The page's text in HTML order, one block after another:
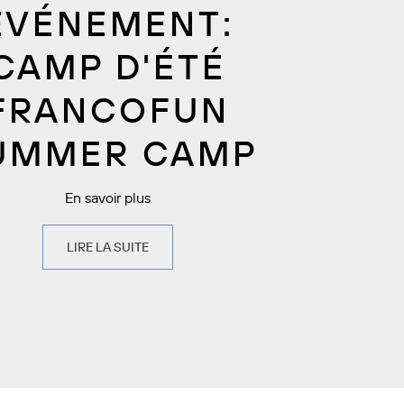
D'ÉTÉ
CAMP
En savoir plus
LIRE LA SUITE